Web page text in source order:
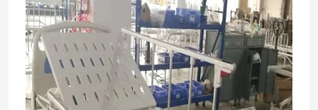
चिकित्सा साधन ट्रॉली
कंप्यूटर वर्कस्टेशन ट्रॉली